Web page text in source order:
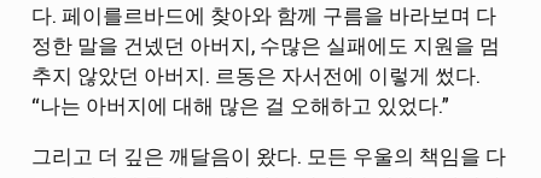
다. 페이를르바드에 찾아와 함께 구름을 바라보며 다
정한 말을 건넸던 아버지, 수많은 실패에도 지원을 멈
추지 않았던 아버지. 르동은 자서전에 이렇게 썼다.
“나는 아버지에 대해 많은 걸 오해하고 있었다.”
그리고 더 깊은 깨달음이 왔다. 모든 우울의 책임을 다